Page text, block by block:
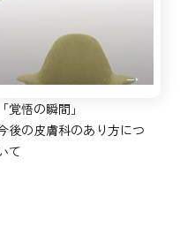
「覚悟の瞬間」
後の皮膚科のあり方につ
て